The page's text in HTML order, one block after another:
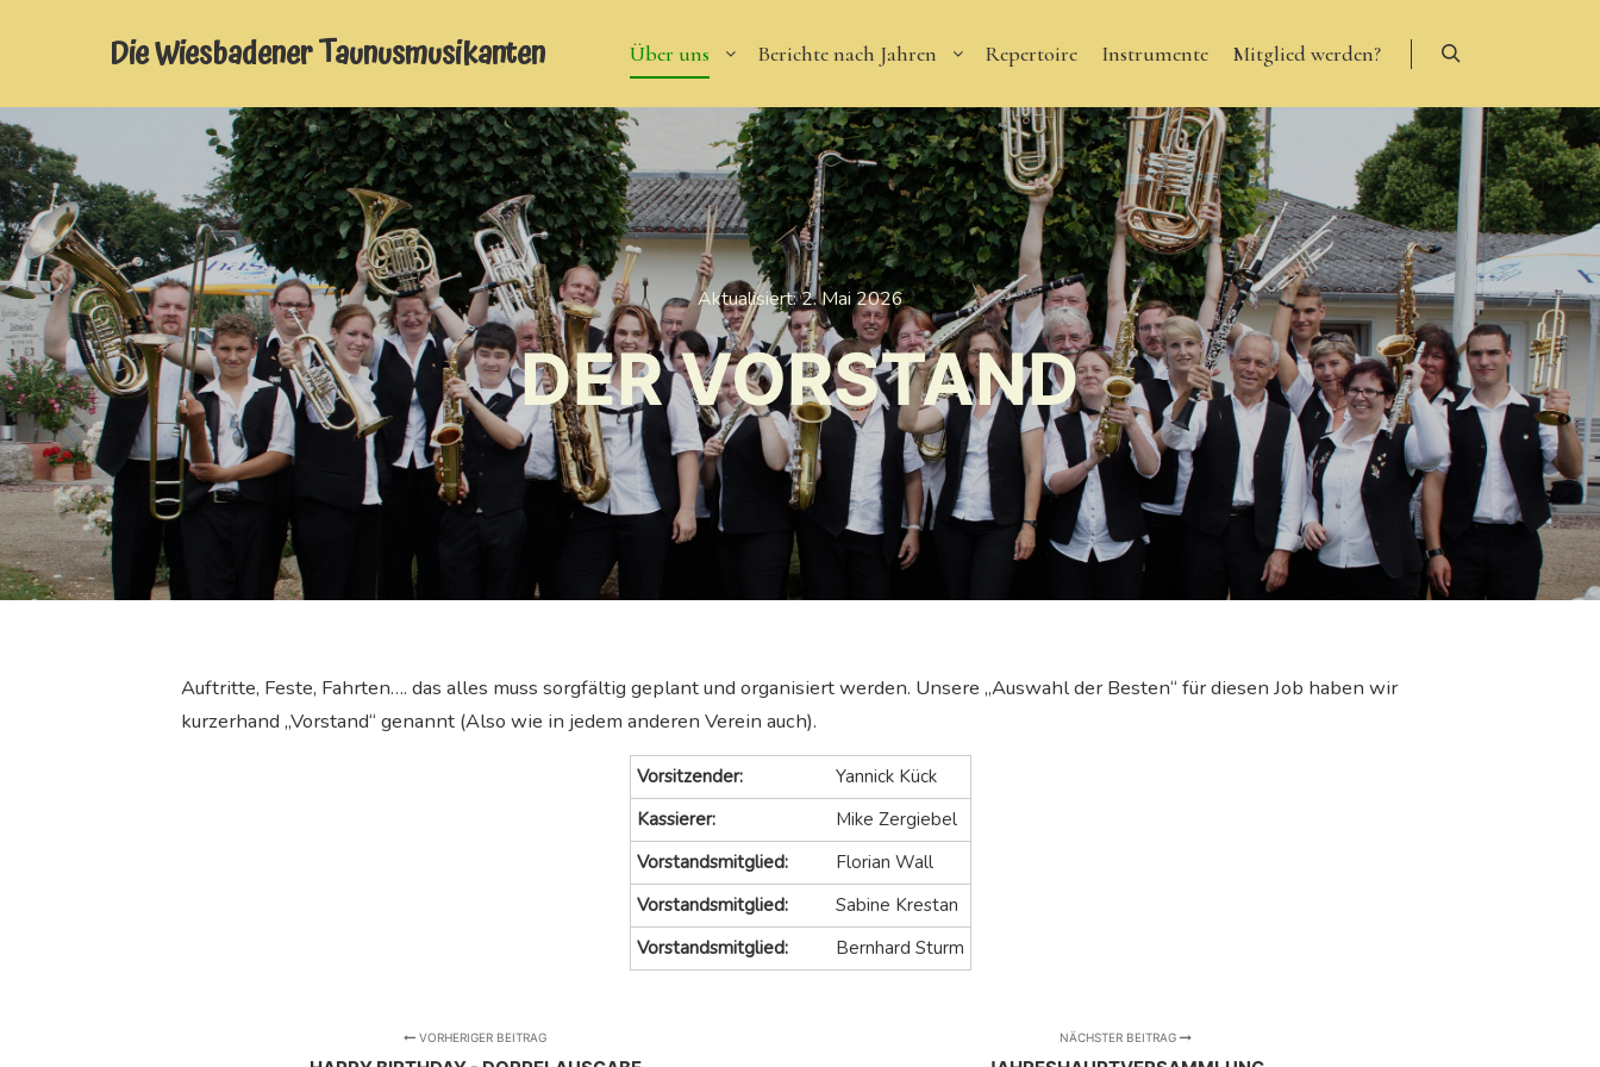
Die Wiesbadener Taunusmusikanten Über uns Berichte nach Jahren Repertoire Instrumente Mitglied werden?
Aktualisiert:2. Mai 2026
DER VORSTAND
Auftritte, Feste, Fahrten…. das alles muss sorgfältig geplant und organisiert werden. Unsere „Auswahl der Besten“ für diesen Job haben wir
kurzerhand „Vorstand“ genannt (Also wie in jedem anderen Verein auch).
Vorsitzender:
Yannick Kück
Kassierer:
Mike Zergiebel
Vorstandsmitglied:
Florian Wall
Vorstandsmitglied:
Sabine Krestan
Vorstandsmitglied:
Bernhard Sturm
VORHERIGER BEITRAG NÄCHSTER BEITRAG